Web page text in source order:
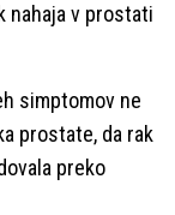
nahaja v prostati
simptomov ne
prostate, da rak
preko